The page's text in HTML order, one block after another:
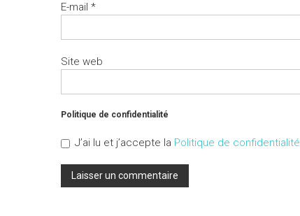
E-mail *
Site web
Politique de confidentialité
J’ai lu et j’accepte la Politique de confidentialité